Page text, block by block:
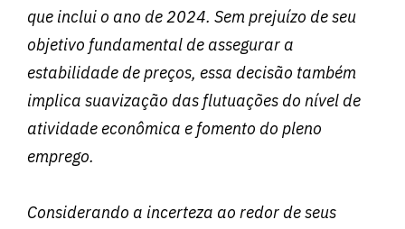
que inclui o ano de 2024. Sem prejuízo de seu
objetivo fundamental de assegurar a
estabilidade de preços, essa decisão também
implica suavização das flutuações do nível de
atividade econômica e fomento do pleno
emprego.
Considerando a incerteza ao redor de seus